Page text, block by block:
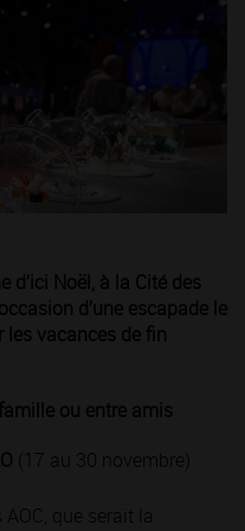
d’ici Noël, à la Cité des
d’une escapade le
les vacances de fin
ou entre amis
(17 au 30 novembre)
AOC, que serait la